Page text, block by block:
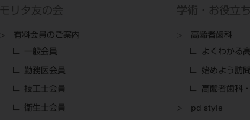
モリタ友の会
有料会員のご案内
一般会員
勤務医会員
技工士会員
衛生士会員
学術・お役立
高齢者歯科
よくわかる
始めよう訪
高齢者歯科
pd style